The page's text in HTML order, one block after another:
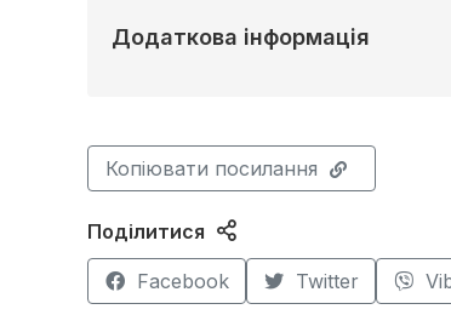
Додаткова інформація
Копіювати посилання
Поділитися
Facebook Twitter